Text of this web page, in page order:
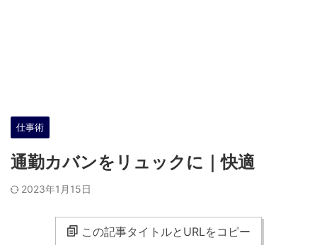
仕事術
通勤カバンをリュックに｜快適
2023年1月15日
この記事タイトルとURLをコピー